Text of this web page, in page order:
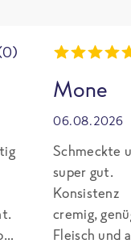
Mone
06.08.2026
Schmeckte
super gut.
Konsistenz
cremig,
Fleisch und